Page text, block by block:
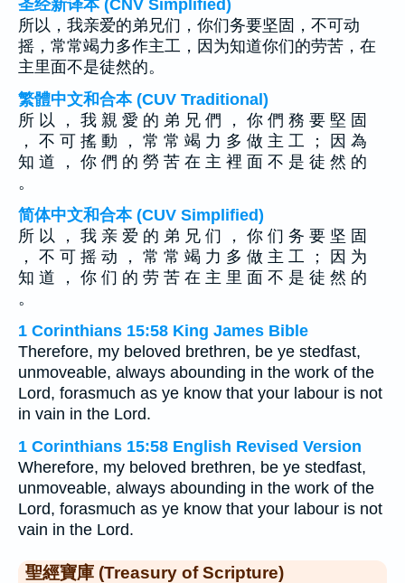
圣经新译本 (CNV Simplified)
所以，我亲爱的弟兄们，你们务要坚固，不可动
摇，常常竭力多作主工，因为知道你们的劳苦，在
主里面不是徒然的。
繁體中文和合本 (CUV Traditional)
所 以 ， 我 親 愛 的 弟 兄 們 ， 你 們 務 要 堅 固
， 不 可 搖 動 ， 常 常 竭 力 多 做 主 工 ； 因 為
知 道 ， 你 們 的 勞 苦 在 主 裡 面 不 是 徒 然 的
。
简体中文和合本 (CUV Simplified)
所 以 ， 我 亲 爱 的 弟 兄 们 ， 你 们 务 要 坚 固
， 不 可 摇 动 ， 常 常 竭 力 多 做 主 工 ； 因 为
知 道 ， 你 们 的 劳 苦 在 主 里 面 不 是 徒 然 的
。
1 Corinthians 15:58 King James Bible
Therefore, my beloved brethren, be ye stedfast,
unmoveable, always abounding in the work of the
Lord, forasmuch as ye know that your labour is not
in vain in the Lord.
1 Corinthians 15:58 English Revised Version
Wherefore, my beloved brethren, be ye stedfast,
unmoveable, always abounding in the work of the
Lord, forasmuch as ye know that your labour is not
vain in the Lord.
聖經寶庫 (Treasury of Scripture)